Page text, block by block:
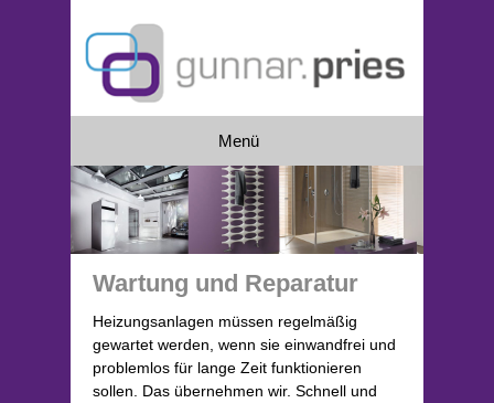
Menü
ÜBER UNS
Betrieb
Kooperationspartner
BERATUNG & PLANUNG
BAD
Wartung und Reparatur
Heizungsanlagen müssen regelmäßig
gewartet werden, wenn sie einwandfrei und
problemlos für lange Zeit funktionieren
sollen. Das übernehmen wir. Schnell und